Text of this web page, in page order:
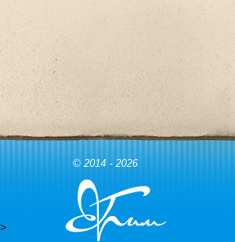
© 2014 - 2026